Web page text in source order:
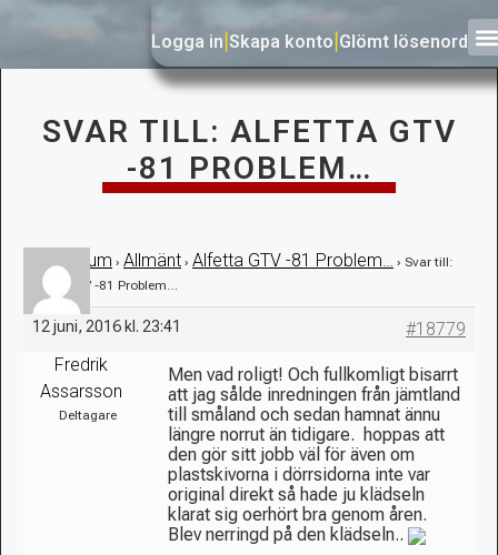
Logga in Skapa konto Glömt lösenord
SVAR TILL: ALFETTA GTV
-81 PROBLEM…
› Forum › Allmänt › Alfetta GTV -81 Problem… › Svar till:
Alfetta GTV -81 Problem…
12 juni, 2016 kl. 23:41
#18779
Fredrik
Assarsson
Deltagare
Men vad roligt! Och fullkomligt bisarrt
att jag sålde inredningen från jämtland
till småland och sedan hamnat ännu
längre norrut än tidigare. hoppas att
den gör sitt jobb väl för även om
plastskivorna i dörrsidorna inte var
original direkt så hade ju klädseln
klarat sig oerhört bra genom åren.
Blev nerringd på den klädseln..